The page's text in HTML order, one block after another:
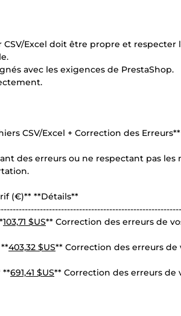
Excel doit être propre et respecter
avec les exigences de PrestaShop.
CSV/Excel + Correction des Erreurs**
des erreurs ou ne respectant pas
(€)** **Détails**
103,71 $US** Correction des erreurs de
403,32 $US** Correction des erreurs de
**691,41 $US** Correction des erreurs de